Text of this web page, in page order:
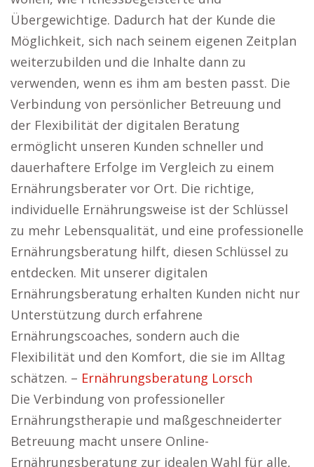
Übergewichtige. Dadurch hat der Kunde die
Möglichkeit, sich nach seinem eigenen Zeitplan
weiterzubilden und die Inhalte dann zu
verwenden, wenn es ihm am besten passt. Die
Verbindung von persönlicher Betreuung und
der Flexibilität der digitalen Beratung
ermöglicht unseren Kunden schneller und
dauerhaftere Erfolge im Vergleich zu einem
Ernährungsberater vor Ort. Die richtige,
individuelle Ernährungsweise ist der Schlüssel
zu mehr Lebensqualität, und eine professionelle
Ernährungsberatung hilft, diesen Schlüssel zu
entdecken. Mit unserer digitalen
Ernährungsberatung erhalten Kunden nicht nur
Unterstützung durch erfahrene
Ernährungscoaches, sondern auch die
Flexibilität und den Komfort, die sie im Alltag
schätzen. – Ernährungsberatung Lorsch
Die Verbindung von professioneller
Ernährungstherapie und maßgeschneiderter
Betreuung macht unsere Online-
Ernährungsberatung zur idealen Wahl für alle,